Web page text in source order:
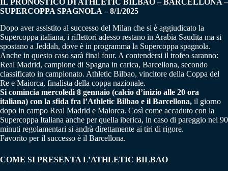
IL PRONOSTICO DI ATHLETIC BILBAO – BARCELLONA–
SUPERCOPPA SPAGNOLA – 8/1/2025
Dopo aver assistito al successo del Milan che si è aggiudicato la
Supercoppa italiana, i riflettori adesso restano in Arabia Saudita ma si
spostano a Jeddah, dove è in programma la Supercoppa spagnola.
Anche in questo caso sarà final four. A contendersi il trofeo saranno:
Real Madrid, campione di Spagna in carica, Barcellona, secondo
classificato in campionato. Athletic Bilbao, vincitore della Coppa del
Re e Maiorca, finalista della coppa nazionale.
Si comincia mercoledì 8 gennaio (calcio d’inizio alle 20 ora
italiana) con la sfida fra l’Athletic Bilbao e il Barcellona, il giorno
dopo in campo Real Madrid e Maiorca. Così come accaduto con la
Supercoppa Italiana anche per quella iberica, in caso di pareggio nei 90
minuti regolamentari si andrà direttamente ai tiri di rigore.
Favorito per il successo è il Barcellona.
COME SI PRESENTA L’ATHLETIC BILBAO